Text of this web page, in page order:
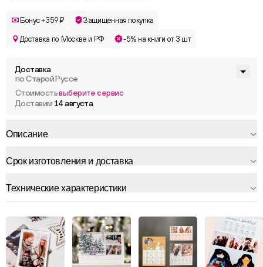
Бонус +359 ₽ Защищенная покупка
Доставка по Москве и РФ -5% на книги от 3 шт
Доставка
по Старой Руссе
Стоимостьвыберите сервис
Доставим 14 августа
Описание
Срок изготовления и доставка
Технические характеристики